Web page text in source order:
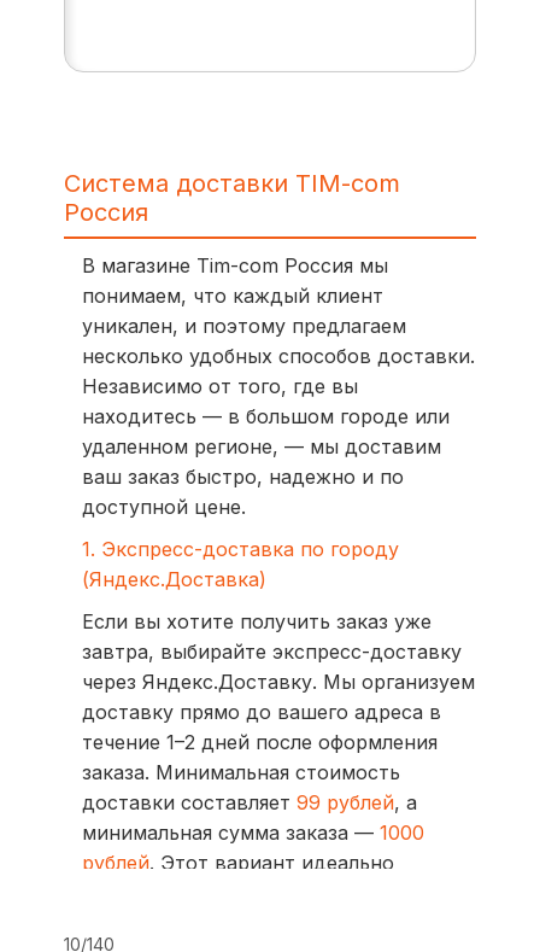
Система доставки TIM-com
Россия
В магазине Tim-com Россия мы
понимаем, что каждый клиент
уникален, и поэтому предлагаем
несколько удобных способов доставки.
Независимо от того, где вы
находитесь — в большом городе или
удаленном регионе, — мы доставим
ваш заказ быстро, надежно и по
доступной цене.
1. Экспресс-доставка по городу
(Яндекс.Доставка)
Если вы хотите получить заказ уже
завтра, выбирайте экспресс-доставку
через Яндекс.Доставку. Мы организуем
доставку прямо до вашего адреса в
течение 1–2 дней после оформления
заказа. Минимальная стоимость
доставки составляет 99 рублей, а
минимальная сумма заказа — 1000
рублей. Этот вариант идеально
10/140